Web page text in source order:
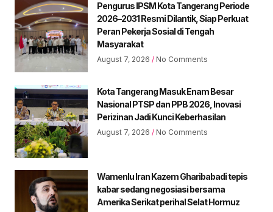
Pengurus IPSM Kota Tangerang Periode
2026–2031 Resmi Dilantik, Siap Perkuat
Peran Pekerja Sosial di Tengah
Masyarakat
August 7, 2026 No Comments
Kota Tangerang Masuk Enam Besar
Nasional PTSP dan PPB 2026, Inovasi
Perizinan Jadi Kunci Keberhasilan
August 7, 2026 No Comments
Wamenlu Iran Kazem Gharibabadi tepis
kabar sedang negosiasi bersama
Amerika Serikat perihal Selat Hormuz